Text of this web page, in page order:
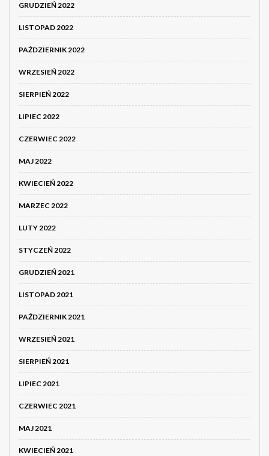
GRUDZIEŃ 2022
LISTOPAD 2022
PAŹDZIERNIK 2022
WRZESIEŃ 2022
SIERPIEŃ 2022
LIPIEC 2022
CZERWIEC 2022
MAJ 2022
KWIECIEŃ 2022
MARZEC 2022
LUTY 2022
STYCZEŃ 2022
GRUDZIEŃ 2021
LISTOPAD 2021
PAŹDZIERNIK 2021
WRZESIEŃ 2021
SIERPIEŃ 2021
LIPIEC 2021
CZERWIEC 2021
MAJ 2021
KWIECIEŃ 2021